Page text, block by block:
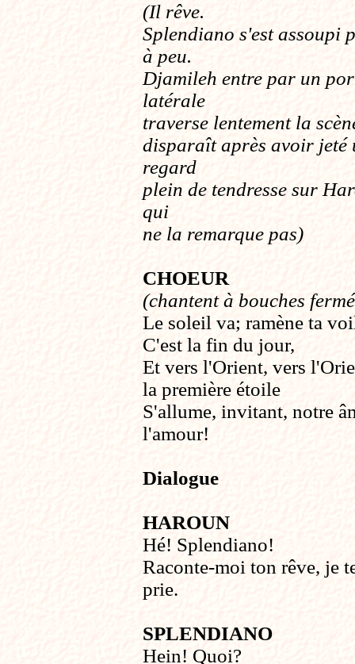
(Il rêve.
Splendiano s'est assoupi
à peu.
Djamileh entre par un
latérale
traverse lentement la
disparaît après avoir jeté
regard
plein de tendresse sur
qui
ne la remarque pas)
CHOEUR
(chantent à bouches
Le soleil va; ramène ta
C'est la fin du jour,
Et vers l'Orient, vers
la première étoile
S'allume, invitant, notre
l'amour!
Dialogue
HAROUN
Hé! Splendiano!
Raconte-moi ton rêve, je
prie.
SPLENDIANO
Hein! Quoi?